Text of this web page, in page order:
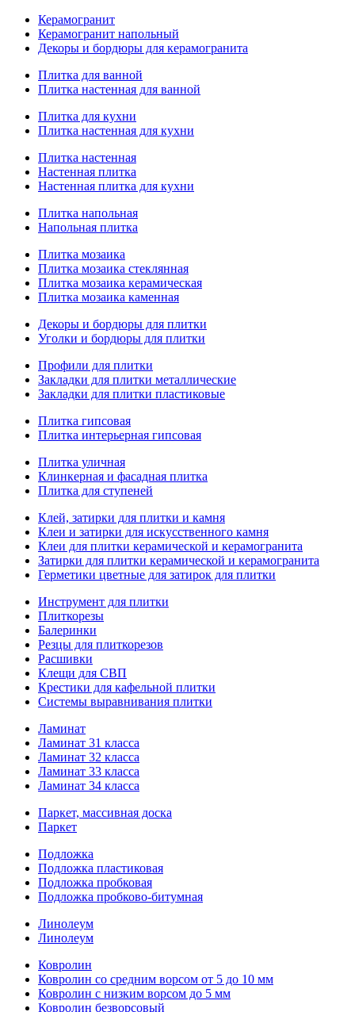
Керамогранит
Керамогранит напольный
Декоры и бордюры для керамогранита
Плитка для ванной
Плитка настенная для ванной
Плитка для кухни
Плитка настенная для кухни
Плитка настенная
Настенная плитка
Настенная плитка для кухни
Плитка напольная
Напольная плитка
Плитка мозаика
Плитка мозаика стеклянная
Плитка мозаика керамическая
Плитка мозаика каменная
Декоры и бордюры для плитки
Уголки и бордюры для плитки
Профили для плитки
Закладки для плитки металлические
Закладки для плитки пластиковые
Плитка гипсовая
Плитка интерьерная гипсовая
Плитка уличная
Клинкерная и фасадная плитка
Плитка для ступеней
Клей, затирки для плитки и камня
Клеи и затирки для искусственного камня
Клеи для плитки керамической и керамогранита
Затирки для плитки керамической и керамогранита
Герметики цветные для затирок для плитки
Инструмент для плитки
Плиткорезы
Балеринки
Резцы для плиткорезов
Расшивки
Клещи для СВП
Крестики для кафельной плитки
Системы выравнивания плитки
Ламинат
Ламинат 31 класса
Ламинат 32 класса
Ламинат 33 класса
Ламинат 34 класса
Паркет, массивная доска
Паркет
Подложка
Подложка пластиковая
Подложка пробковая
Подложка пробково-битумная
Линолеум
Линолеум
Ковролин
Ковролин со средним ворсом от 5 до 10 мм
Ковролин с низким ворсом до 5 мм
Ковролин безворсовый